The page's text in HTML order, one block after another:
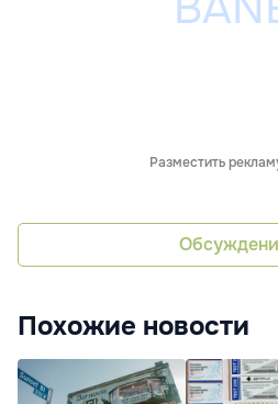
Разместить
Похожие новости